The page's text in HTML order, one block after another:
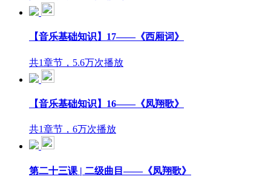
【音乐基础知识】17——《西厢词》
共1章节，5.6万次播放
【音乐基础知识】16——《凤翔歌》
共1章节，6万次播放
第二十三课 | 二级曲目——《凤翔歌》